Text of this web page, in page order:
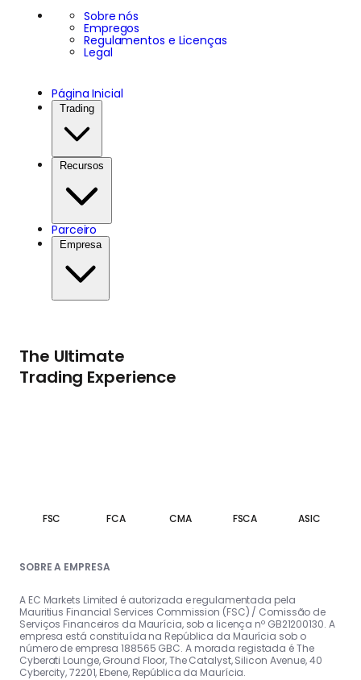
Sobre nós
Empregos
Regulamentos e Licenças
Legal
Página Inicial
Trading
Recursos
Parceiro
Empresa
The Ultimate
Trading Experience
FSC FCA CMA FSCA ASIC
SOBRE A EMPRESA
A EC Markets Limited é autorizada e regulamentada pela
Mauritius Financial Services Commission (FSC) / Comissão de
Serviços Financeiros da Maurícia, sob a licença nº GB21200130. A
empresa está constituída na República da Maurícia sob o
número de empresa 188565 GBC. A morada registada é The
Cyberati Lounge, Ground Floor, The Catalyst, Silicon Avenue, 40
Cybercity, 72201, Ebene, República da Maurícia.